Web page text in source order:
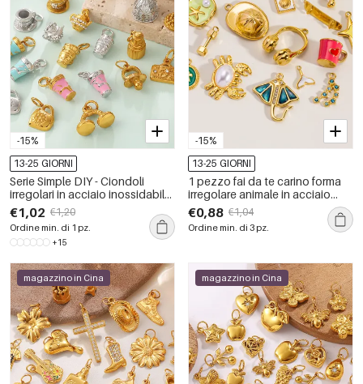
-15%
13-25 GIORNI
Serie Simple DIY - Ciondoli
irregolari in acciaio inossidabile
impermeabile color oro con
strass
€1,02 €1,20
Ordine min. di 1 pz.
+15
-15%
13-25 GIORNI
1 pezzo fai da te carino forma
irregolare animale in acciaio
inossidabile impermeabile
ciondolo da donna
€0,88 €1,04
Ordine min. di 3 pz.
magazzino in Cina magazzino in Cina